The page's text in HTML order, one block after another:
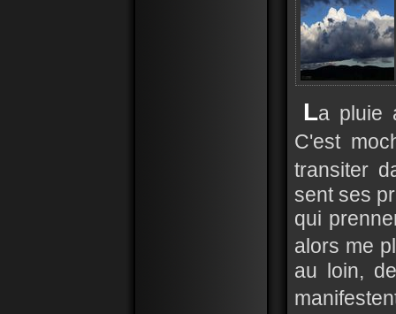
La pluie
C'est
transiter
sent ses
qui
alors me
au loin,